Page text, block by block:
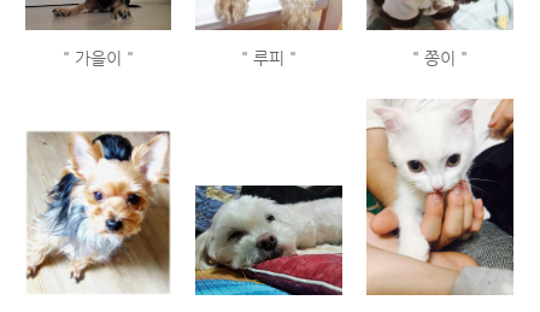
" 가을이 " " 루피 " " 쫑이 "